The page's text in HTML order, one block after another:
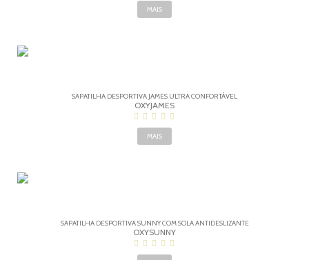
MAIS
SAPATILHA DESPORTIVA JAMES ULTRA CONFORTÁVEL
OXYJAMES
MAIS
SAPATILHA DESPORTIVA SUNNY COM SOLA ANTIDESLIZANTE
OXYSUNNY